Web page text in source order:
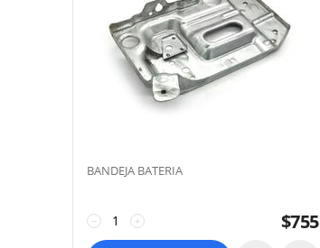
BANDEJA BATERIA
+
− $755